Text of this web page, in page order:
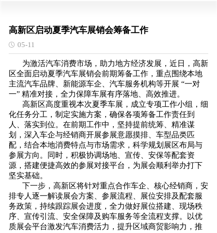
高新区启动夏季汽车展销会筹备工作
05-11
为激活汽车消费市场，助力地方经济发展，近日，高新
区全面启动夏季汽车展销会前期筹备工作，重点围绕本地
主流汽车品牌、新能源车企、汽车服务机构等开展 “一对
一” 精准对接，全力保障车展有序落地、高效推进。
高新区高度重视本次夏季车展，成立专项工作小组，细
化任务分工，制定实施方案，确保各项筹备工作责任到
人、落实到位。在前期工作中，坚持提前统筹、精准谋
划，深入车企与经销商开展参展意愿摸排、车型品类匹
配，结合本地消费特点与市场需求，科学规划展区布局与
参展方向。同时，积极协调场地、宣传、安保等配套资
源，搭建便捷高效的参展对接平台，为展会顺利举办打下
坚实基础。
下一步，高新区将针对重点合作车企、核心经销商，安
排专人逐一解读展会方案、参展流程、展位安排及配套服
务政策，持续跟踪展会进度，全力做好展位搭建、现场秩
序、宣传引流、安全保障及购车服务等全流程支撑。以优
质展会平台激发汽车消费活力，提升区域商贸影响力，推